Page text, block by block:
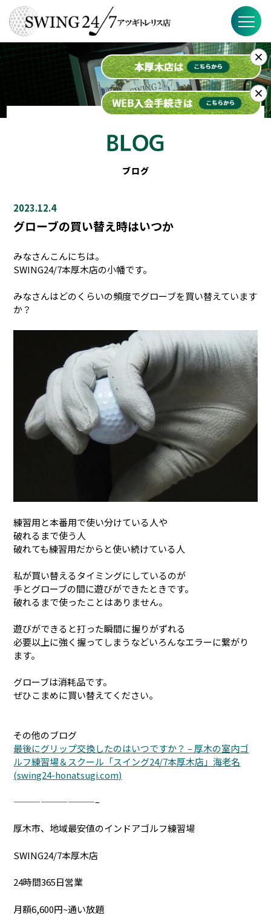
SWING24/7の特徴
料金
スケジュール
ブログ
2023.12.4
グローブの買い替え時はいつか
みなさんこんにちは。
SWING24/7本厚木店の小幡です。
みなさんはどのくらいの頻度でグローブを買い替えています
か？
練習用と本番用で使い分けている人や
破れるまで使う人
破れても練習用だからと使い続けている人
私が買い替えるタイミングにしているのが
手とグローブの間に遊びができたときです。
破れるまで使ったことはありません。
遊びができると打った瞬間に握りがずれる
必要以上に強く握ってしまうなどいろんなエラーに繋がり
ます。
グローブは消耗品です。
ぜひこまめに買い替えてください。
その他のブログ
最後にグリップ交換したのはいつですか？ – 厚木の室内ゴ
ルフ練習場＆スクール「スイング24/7本厚木店」海老名
(swing24-honatsugi.com)
—————————–
厚木市、地域最安値のインドアゴルフ練習場
SWING24/7本厚木店
24時間365日営業
月額6,600円~通い放題
×
×